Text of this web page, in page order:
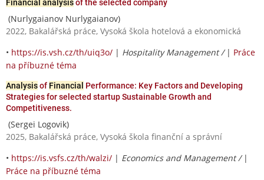
Financial analysisof the selected company
(Nurlygaianov Nurlygaianov)
2022, Bakalářská práce, Vysoká škola hotelová a ekonomická
• https://is.vsh.cz/th/uiq3o/ | Hospitality Management / | Práce
na příbuzné téma
Analysisof Financial Performance: Key Factors and Developing
Strategies for selected startup Sustainable Growth and
Competitiveness.
(Sergei Logovik)
2025, Bakalářská práce, Vysoká škola finanční a správní
• https://is.vsfs.cz/th/walzi/ | Economics and Management / |
Práce na příbuzné téma